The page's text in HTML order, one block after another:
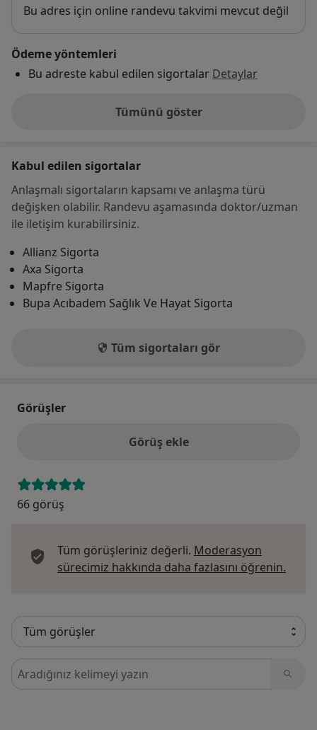
Uygunluk
Bu adres için online randevu takvimi mevcut değil
Ödeme yöntemleri
Bu adreste kabul edilen sigortalar Detaylar
Tümünü göster
adres hakkında
Kabul edilen sigortalar
Anlaşmalı sigortaların kapsamı ve anlaşma türü
değişken olabilir. Randevu aşamasında doktor/uzman
ile iletişim kurabilirsiniz.
Allianz Sigorta
Axa Sigorta
Mapfre Sigorta
Bupa Acıbadem Sağlık Ve Hayat Sigorta
Tüm sigortaları gör
Görüşler
Görüş ekle
66 görüş
Tüm görüşleriniz değerli. Moderasyon
sürecimiz hakkında daha fazlasını öğrenin.
Görüşler içerisinde ara